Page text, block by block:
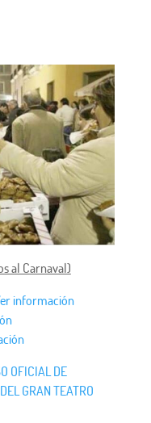
al Carnaval)
información
OFICIAL DE
GRAN TEATRO